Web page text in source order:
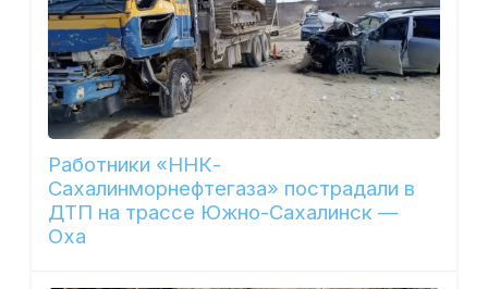
Работники «ННК-
Сахалинморнефтегаза» пострадали в
ДТП на трассе Южно-Сахалинск —
Оха